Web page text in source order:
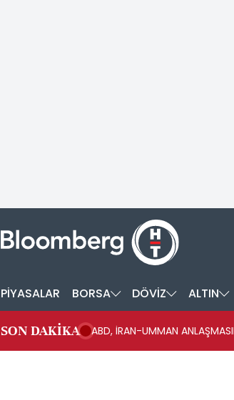
PİYASALAR BORSA DÖVİZ ALTIN
SON DAKİKA ABD, İRAN-UMMAN